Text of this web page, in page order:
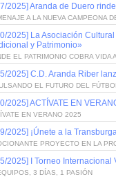
2025] Aranda de Duero
A LA NUEVA CAMPEONA
2025] La Asociación
y Patrimonio»
EL PATRIMONIO COBRA VIDA
2025] C.D. Aranda Riber
EL FUTURO DEL
2025] ACTÍVATE EN
EN VERANO 2025
2025] ¡Únete a la
PROYECTO EN LA
2025] I Torneo
3 DÍAS, 1 PASIÓN